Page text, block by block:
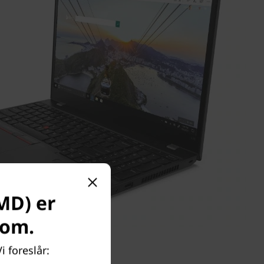
er
foreslår: